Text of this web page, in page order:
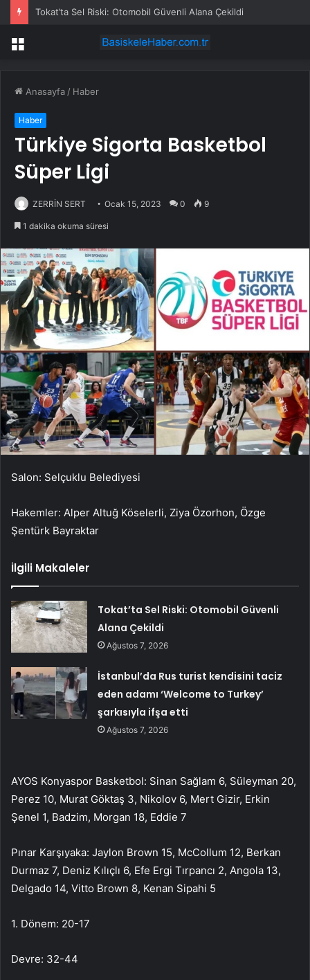
Tokat’ta Sel Riski: Otomobil Güvenli Alana Çekildi
Menü
Anasayfa / Haber
Haber
Türkiye Sigorta Basketbol
Süper Ligi
ZERRİN SERT Ocak 15, 2023 0 9
1 dakika okuma süresi
Salon: Selçuklu Belediyesi
Hakemler: Alper Altuğ Köselerli, Ziya Özorhon, Özge
Şentürk Bayraktar
İlgili Makaleler
Tokat’ta Sel Riski: Otomobil Güvenli
Alana Çekildi
Ağustos 7, 2026
İstanbul’da Rus turist kendisini taciz
eden adamı ‘Welcome to Turkey’
şarkısıyla ifşa etti
Ağustos 7, 2026
AYOS Konyaspor Basketbol: Sinan Sağlam 6, Süleyman 20,
Perez 10, Murat Göktaş 3, Nikolov 6, Mert Gizir, Erkin
Şenel 1, Badzim, Morgan 18, Eddie 7
Pınar Karşıyaka: Jaylon Brown 15, McCollum 12, Berkan
Durmaz 7, Deniz Kılıçlı 6, Efe Ergi Tırpancı 2, Angola 13,
Delgado 14, Vitto Brown 8, Kenan Sipahi 5
1. Dönem: 20-17
Devre: 32-44